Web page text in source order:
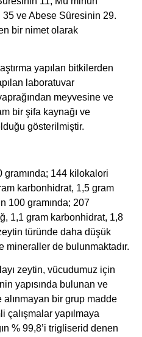
ve Abese Sȗresinin 29.
bir nimet olarak
yapılan bitkilerden
laboratuvar
meyvesine ve
bir şifa kaynağı ve
gösterilmiştir.
144 kilokalori
karbonhidrat, 1,5 gram
100 gramında; 207
1,1 gram karbonhidrat, 1,8
türünde daha düşük
mineraller de bulunmaktadır.
zeytin, vücudumuz için
yapısında bulunan ve
alınmayan bir grup madde
çalışmalar yapılmaya
% 99,8’i trigliserid denen